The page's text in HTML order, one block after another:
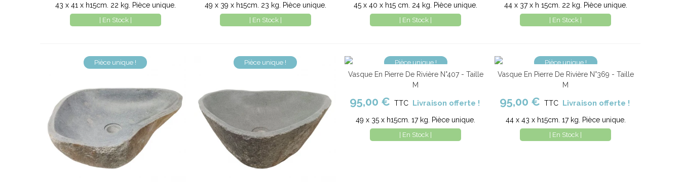
43 x 41 x h15cm. 22 kg. Pièce unique.
| En Stock |
49 x 39 x h15cm. 23 kg. Pièce unique.
| En Stock |
45 x 40 x h15 cm. 24 kg. Pièce unique.
| En Stock |
44 x 37 x h 15cm. 22 kg. Pièce unique.
| En Stock |
Pièce unique ! Pièce unique ! Pièce unique !
Ajouter au panier Comparer
Vasque En Pierre De Rivière N°407 - Taille
M
95,00 € TTC Livraison offerte !
49 x 35 x h15cm. 17 kg. Pièce unique.
| En Stock |
Pièce unique !
Ajouter au panier Comparer
Vasque En Pierre De Rivière N°369 - Taille
M
95,00 € TTC Livraison offerte !
44 x 43 x h15cm. 17 kg. Pièce unique.
| En Stock |